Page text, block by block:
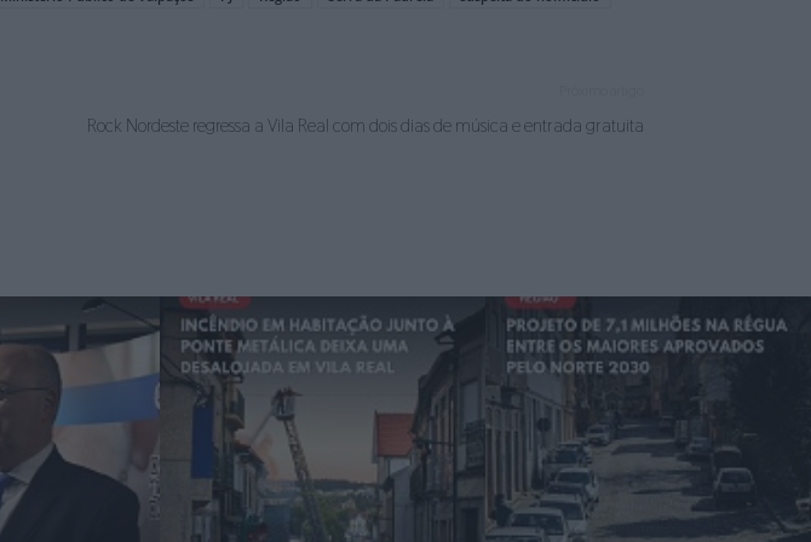
Rock Nordeste regressa a Vila Real com dois dias de música e entrada gratuita